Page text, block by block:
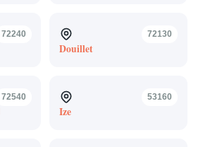
72240 72130
Douillet
72540 53160
Ize